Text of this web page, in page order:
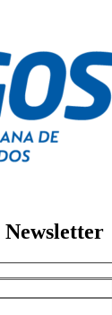
Newsletter